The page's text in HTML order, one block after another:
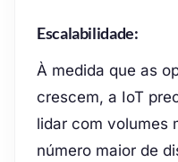
Escalabilidade:
À medida que as
crescem, a IoT
lidar com volumes
número maior de